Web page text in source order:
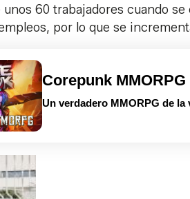
unos 60 trabajadores cuando
por lo que se
Corepunk MMORPG
Un verdadero MMORPG de la